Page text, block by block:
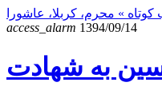
» محرم، کربلا، عاشورا
access_alarm 1394/09/14
به شهادت